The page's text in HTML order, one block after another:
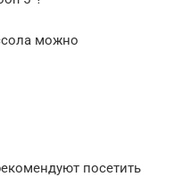
можно
посетить